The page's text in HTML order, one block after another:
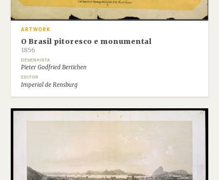
ARTWORK
O Brasil pitoresco e monumental
1856
DESENHISTA
Pieter Godfried Bertichen
EDITOR
Imperial de Rensburg